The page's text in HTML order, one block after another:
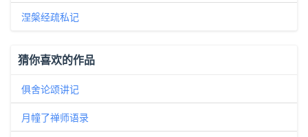
涅槃经疏私记
猜你喜欢的作品
俱舍论颂讲记
月幢了禅师语录